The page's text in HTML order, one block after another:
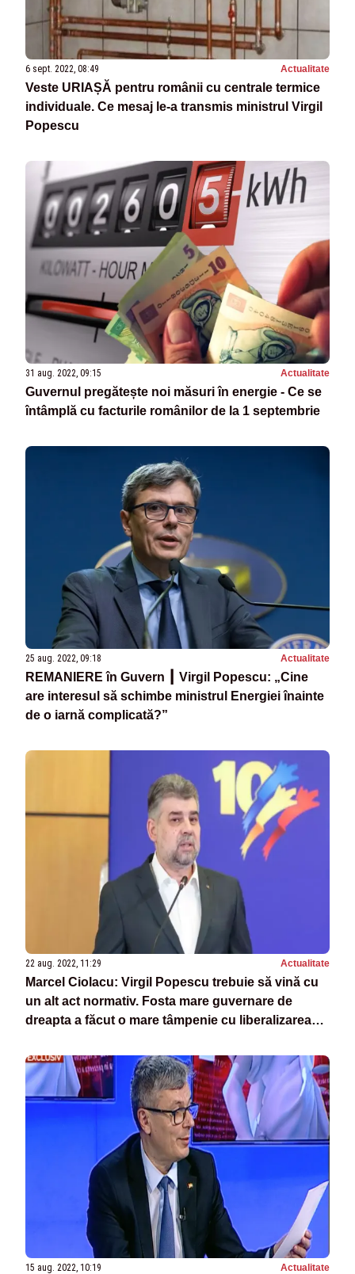
6 sept. 2022, 08:49 Actualitate
Veste URIAȘĂ pentru românii cu centrale termice
individuale. Ce mesaj le-a transmis ministrul Virgil
Popescu
31 aug. 2022, 09:15 Actualitate
Guvernul pregătește noi măsuri în energie - Ce se
întâmplă cu facturile românilor de la 1 septembrie
25 aug. 2022, 09:18 Actualitate
REMANIERE în Guvern ┃ Virgil Popescu: „Cine
are interesul să schimbe ministrul Energiei înainte
de o iarnă complicată?”
22 aug. 2022, 11:29 Actualitate
Marcel Ciolacu: Virgil Popescu trebuie să vină cu
un alt act normativ. Fosta mare guvernare de
dreapta a făcut o mare tâmpenie cu liberalizarea
15 aug. 2022, 10:19 Actualitate